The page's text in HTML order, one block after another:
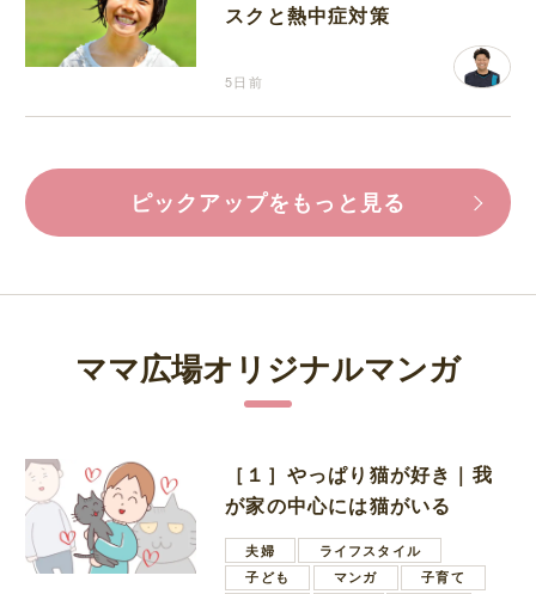
スクと熱中症対策
5日前
ピックアップをもっと見る
ママ広場オリジナルマンガ
［１］やっぱり猫が好き｜我
が家の中心には猫がいる
夫婦
ライフスタイル
子ども
マンガ
子育て